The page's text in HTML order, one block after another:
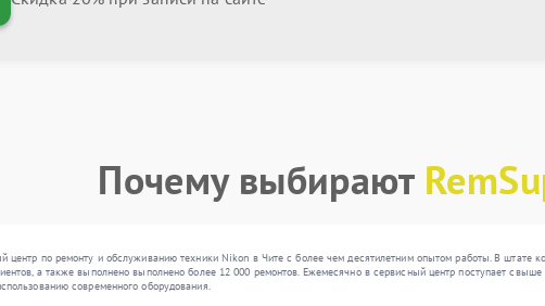
Почему выбирают
центр по ремонту и обслуживанию техники Nikon в Чите с более чем десятилетним опытом работы. В штате
а также выполнено выполнено более 12 000 ремонтов. Ежемесячно в сервисный центр поступает
современного оборудования.